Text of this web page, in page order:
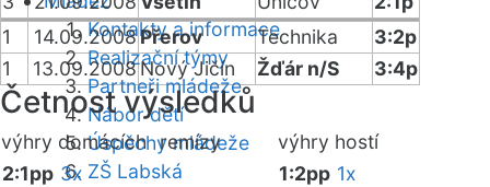
Kontakty a informace
Realizační týmy
Partneři mládeže
Nábor dětí
Úspěchy mládeže
ZŠ Labská
1
14.09.2008Přerov Technika
3:2p
1
13.09.2008Nový Jičín Žďár n/S 3:4p
Četnost výsledků
výhry domácíchremízy výhry hostí
2:1pp 3x
1:2pp 1x